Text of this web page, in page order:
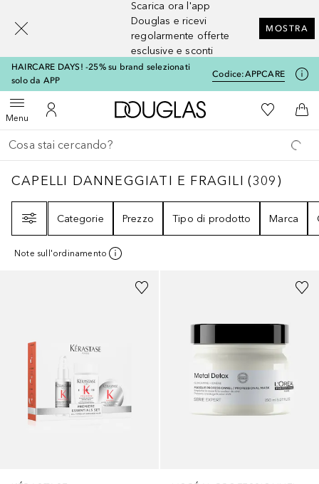
Scarica ora l'app
Douglas e ricevi
regolarmente offerte
esclusive e sconti
MOSTRA
HAIRCARE DAYS! -25% su brand selezionati
solo da APP
Codice:APPCARE
MenuApri menuAl Mio Account
A Douglas HomeAlla Mia
Al
Torna indietro
Esegui ricerca
CAPELLI DANNEGGIATI E FRAGILI309
CAPELLI DANNEGGIATI E FRAGILI (309)
Categorie
Prezzo Tipo di prodotto Marca
Note sull'ordinamentoSponsorizzato
[navigation.slideout.screenreader]